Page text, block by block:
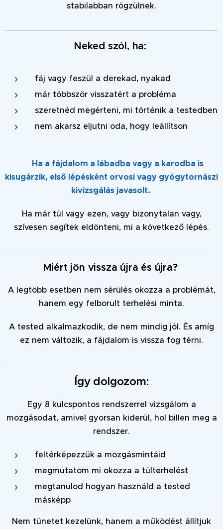
stabilabban rögzülnek.
Neked szól, ha:
fáj vagy feszül a derekad, nyakad
már többször visszatért a probléma
szeretnéd megérteni, mi történik a testedben
nem akarsz eljutni oda, hogy leállítson
‼️ Ha a fájdalom a lábadba vagy a karodba is
kisugárzik, első lépésként orvosi vagy gyógytornászi
kivizsgálás javasolt.
Ha már túl vagy ezen, vagy bizonytalan vagy,
szívesen segítek eldönteni, mi a következő lépés.
Miért jön vissza újra és újra?
A legtöbb esetben nem sérülés okozza a problémát,
hanem egy felborult terhelési minta.
A tested alkalmazkodik, de nem mindig jól. És amíg
ez nem változik, a fájdalom is vissza fog térni.
Így dolgozom:
Egy 8 kulcspontos rendszerrel vizsgálom a
mozgásodat, amivel gyorsan kiderül, hol billen meg a
rendszer.
feltérképezzük a mozgásmintáid
megmutatom mi okozza a túlterhelést
megtanulod hogyan használd a tested
másképp
Nem tünetet kezelünk, hanem a működést állítjuk